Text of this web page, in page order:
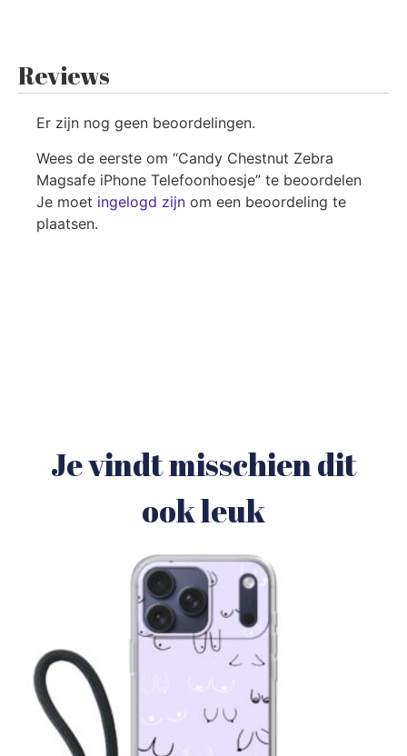
Reviews
Er zijn nog geen beoordelingen.
Wees de eerste om “Candy Chestnut Zebra
Magsafe iPhone Telefoonhoesje” te beoordelen
Je moet ingelogd zijn om een beoordeling te
plaatsen.
Je vindt misschien dit
ook leuk